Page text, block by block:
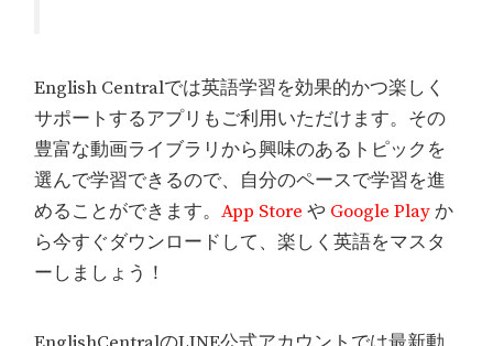
English Centralでは英語学習を効果的かつ楽しく
サポートするアプリもご利用いただけます。その
豊富な動画ライブラリから興味のあるトピックを
選んで学習できるので、自分のペースで学習を進
めることができます。App Store や Google Playか
ら今すぐダウンロードして、楽しく英語をマスタ
ーしましょう！